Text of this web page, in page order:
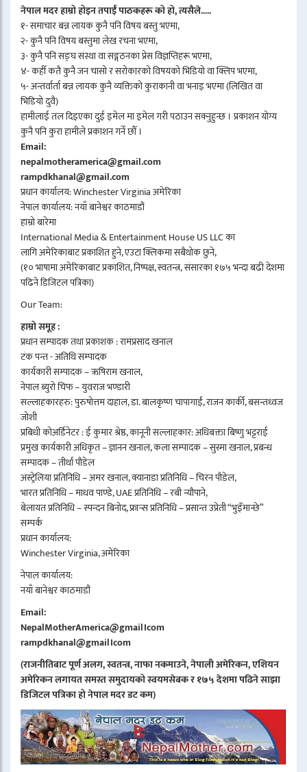
नेपाल मदर हाम्रो होइन तपाईँ पाठकहरू को हो, त्यसैले.....
१- समाचार बन्न लायक कुनै पनि विषय बस्तु भएमा,
२- कुनै पनि विषय बस्तुमा लेख रचना भएमा,
३- कुनै पनि सङ्घ संस्था वा सङ्गठनका प्रेस विज्ञप्तिहरू भएमा,
४- कहीँ कतै कुनै जन चासो र सरोकारको विषयको भिडियो वा क्लिप भएमा,
५- अन्तर्वार्ता बन्न लायक कुनै व्यक्तिको कुराकानी वा भनाइ भएमा (लिखित वा
भिडियो दुवै)
हामीलाई तल दिइएका दुई इमेल मा इमेल गरी पठाउन सक्नुहुन्छ । प्रकाशन योग्य
कुनै पनि कुरा हामीले प्रकाशन गर्ने छौँ ।
Email:
nepalmotheramerica@gmail.com
rampdkhanal@gmail.com
प्रधान कार्यालय: Winchester Virginia अमेरिका
नेपाल कार्यालय: नयाँ बानेश्वर काठमाडौं
हाम्रो बारेमा
International Media & Entertainment House US LLC का
लागि अमेरिकाबाट प्रकाशित हुने, एउटा क्लिकमा सबैथोक छुने,
(१० भाषामा अमेरिकाबाट प्रकाशित, निष्पक्ष, स्वतन्त्र, संसारका १७५ भन्दा बढी देशमा
पढिने डिजिटल पत्रिका)
Our Team:
हाम्रो समूह :
प्रधान सम्पादक तथा प्रकाशक : रामप्रसाद खनाल
टंक पन्त - अतिथि सम्पादक
कार्यकारी सम्पादक – ऋषिराम खनाल,
नेपाल ब्युरो चिफ – युवराज भण्डारी
सल्लाहकारहरु: पुरुषोत्तम दाहाल, डा. बालकृष्ण चापागाईं, राजन कार्की, बसन्तध्वज
जोशी
प्रबिधी कोअर्डिनेटर : ई कुमार श्रेष्ठ, कानूनी सल्लाहकार: अधिबक्ता बिष्णु भट्टराई
प्रमुख कार्यकारी अधिकृत – ज्ञानन खनाल, कला सम्पादक – सुस्मा खनाल, प्रबन्ध
सम्पादक – तीर्था पौडेल
अस्ट्रेलिया प्रतिनिधि – अमर खनाल, क्यानाडा प्रतिनिधि – चिरन पौडेल,
भारत प्रतिनिधि – माधव पाण्डे, UAE प्रतिनिधि – रबी न्यौपाने,
बेलायत प्रतिनिधि – स्पन्दन बिनोद, फ्रान्स प्रतिनिधि – प्रसान्त उप्रेती “भुइँमान्छे”
सम्पर्क
प्रधान कार्यालय:
Winchester Virginia, अमेरिका
नेपाल कार्यालय:
नयाँ बानेश्वर काठमाडौं
Email:
NepalMotherAmerica@gmail।com
rampdkhanal@gmail।com
(राजनीतिबाट पूर्ण अलग, स्वतन्त्र, नाफा नकमाउने, नेपाली अमेरिकन, एशियन
अमेरिकन लगायत समस्त समुदायको स्वयमसेबक र १७५ देशमा पढिने साझा
डिजिटल पत्रिका हो नेपाल मदर डट कम)